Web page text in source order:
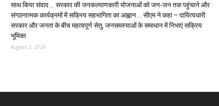
साथ किया संवाद … सरकार की जनकल्याणकारी योजनाओं को जन-जन तक पहुंचाने और
संगठनात्मक कार्यक्रमों में सक्रिय सहभागिता का आह्वान … सीएम ने कहा – दायित्वधारी
सरकार और जनता के बीच महत्वपूर्ण सेतु, जनसमस्याओं के समाधान में निभाएं सक्रिय
भूमिका
August 2, 2026